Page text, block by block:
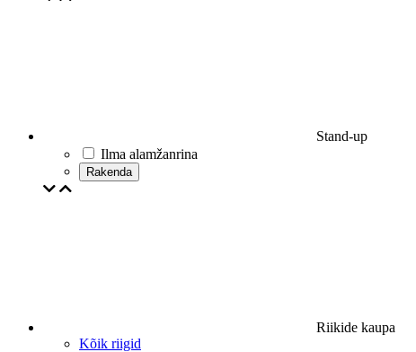
Stand-up
Ilma alamžanrina
Rakenda
Riikide kaupa
Kõik riigid